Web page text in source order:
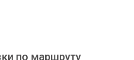
по маршруту